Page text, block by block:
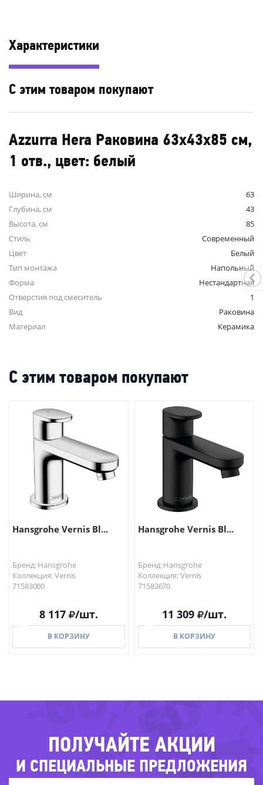
Характеристики
С этим товаром покупают
Azzurra Hera Раковина 63х43х85 см,
1 отв., цвет: белый
Ширина, см
63
Глубина, см
43
Высота, см
85
Стиль
Современный
Цвет
Белый
Тип монтажа
Напольный
Форма
Нестандартная
Отверстия под смеситель
1
Вид
Раковина
Материал
Керамика
С этим товаром покупают
Hansgrohe Vernis Bl...
Бренд: Hansgrohe
Коллекция: Vernis
71583000
8 117 /шт.
В КОРЗИНУ
В КОРЗИНУ
Hansgrohe Vernis Bl...
Бренд: Hansgrohe
Коллекция: Vernis
71583670
11 309 /шт.
В КОРЗИНУ
В КОРЗИНУ
ПОЛУЧАЙТЕ АКЦИИ
И СПЕЦИАЛЬНЫЕ ПРЕДЛОЖЕНИЯ
-60% -
-50%